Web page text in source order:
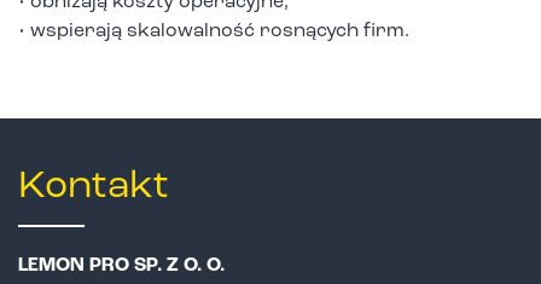
• wspierają skalowalność rosnących firm.
Kontakt
LEMON PRO SP. Z O. O.